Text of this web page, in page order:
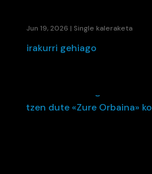
Jun 19, 2026 | Single kaleraketa
irakurri gehiago